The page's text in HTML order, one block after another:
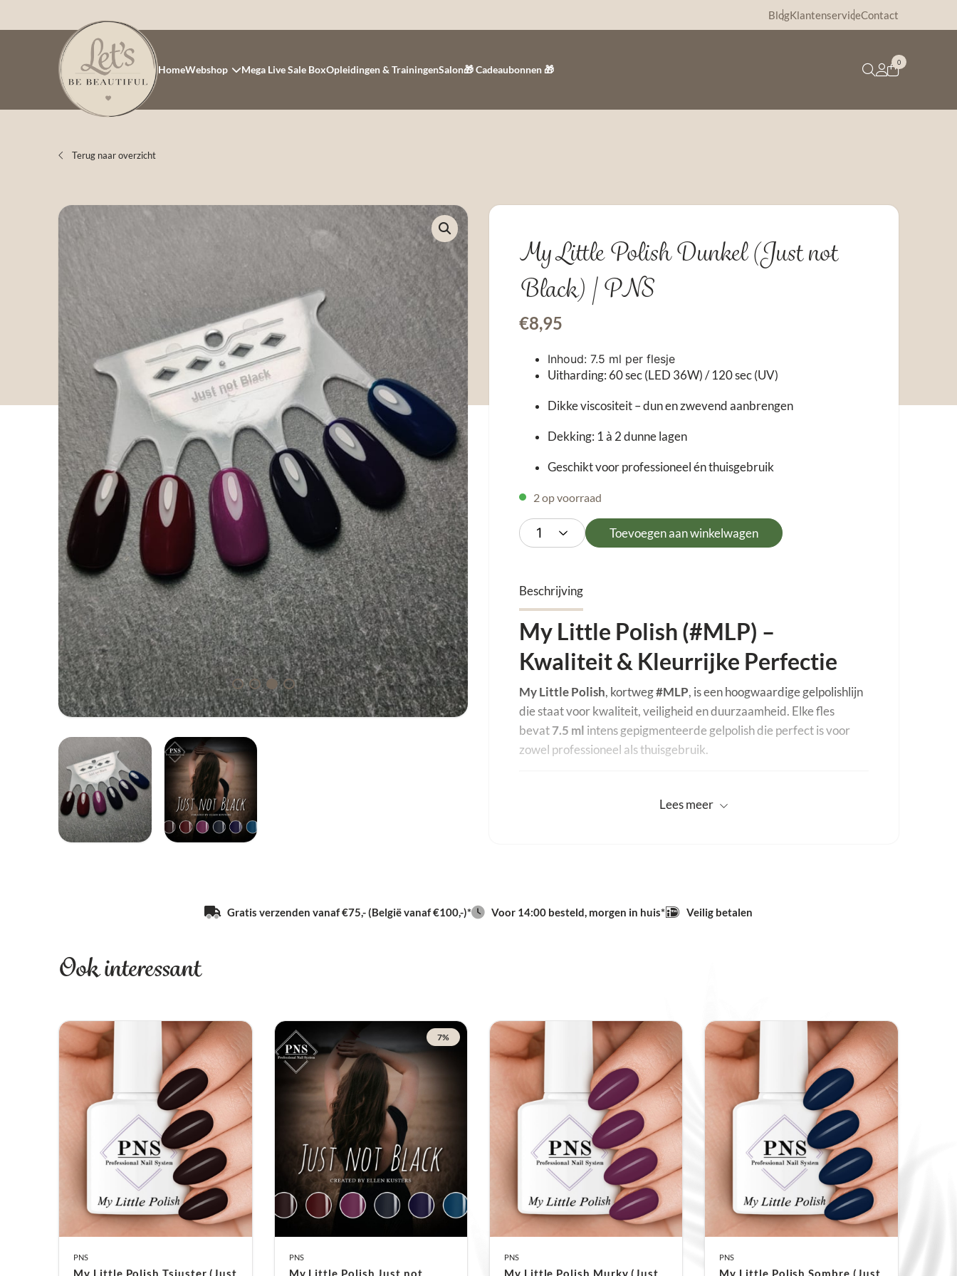
BlogKlantenserviceContact
HomeWebshop Mega Live Sale BoxOpleidingen & TrainingenSalon🎁 Cadeaubonnen 🎁
0
Terug naar overzicht
My Little Polish Dunkel (Just not
Black) | PNS
€8,95
Inhoud: 7.5 ml per flesje
Uitharding: 60 sec (LED 36W) / 120 sec (UV)
Dikke viscositeit – dun en zwevend aanbrengen
Dekking: 1 à 2 dunne lagen
Geschikt voor professioneel én thuisgebruik
2 op voorraad
Toevoegen aan winkelwagen
Beschrijving
My Little Polish (#MLP) –
Kwaliteit & Kleurrijke Perfectie
My Little Polish, kortweg#MLP, is een hoogwaardige gelpolishlijn
die staat voor kwaliteit, veiligheid en duurzaamheid. Elke fles
bevat7.5 ml intens gepigmenteerde gelpolish die perfect is voor
zowel professioneel als thuisgebruik.
Eigenschappen & Verwerking
LED-lamp (minimaal 36W): 60 seconden
pigmentverdeling
Dankzij de hoge pigmentatie creëer je in korte tijd een
professioneel resultaat.
Belangrijke Gebruiksadviezen
Voor het beste resultaat volg je deze tips:
Schud of rolhet flesje altijd vóór gebruik om de pigmenten
goed te mengen. Gebruik eventueel eennail polish shaker.
Zorg dat de flesjes opkamertemperatuurzijn voor gebruik.
Niet gebruiken in direct zonlicht of bij een raam , UV-licht
Leesmeer
Gratis verzenden vanaf €75,- (België vanaf €100,-)* Voor 14:00 besteld, morgen in huis* Veilig betalen
Ook interessant
PNS
My Little Polish Tsjuster (Just
7%
PNS
My Little Polish Just not
PNS
My Little Polish Murky (Just
PNS
My Little Polish Sombre (Just